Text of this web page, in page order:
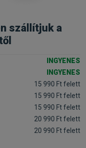
szállítjuk a
INGYENES
INGYENES
15 990 Ft felett
15 990 Ft felett
15 990 Ft felett
20 990 Ft felett
20 990 Ft felett